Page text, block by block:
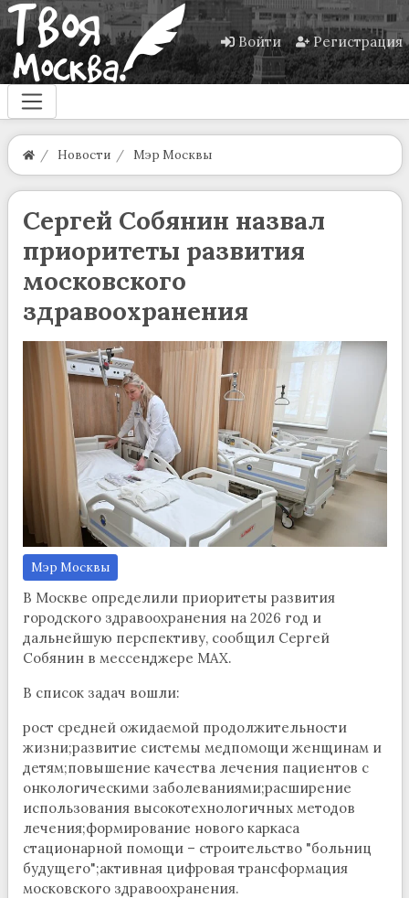
Войти Регистрация
Новости Мэр Москвы
Сергей Собянин назвал
приоритеты развития
московского
здравоохранения
Мэр Москвы
В Москве определили приоритеты развития
городского здравоохранения на 2026 год и
дальнейшую перспективу, сообщил Сергей
Собянин в мессенджере MAX.
В список задач вошли:
рост средней ожидаемой продолжительности
жизни;развитие системы медпомощи женщинам и
детям;повышение качества лечения пациентов с
онкологическими заболеваниями;расширение
использования высокотехнологичных методов
лечения;формирование нового каркаса
стационарной помощи – строительство "больниц
будущего";активная цифровая трансформация
московского здравоохранения.